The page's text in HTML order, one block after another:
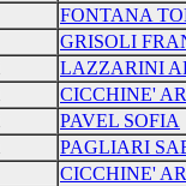
FONTANA
GRISOLI
LAZZARINI
CICCHINE'
PAVEL SOFIA
PAGLIARI
CICCHINE'